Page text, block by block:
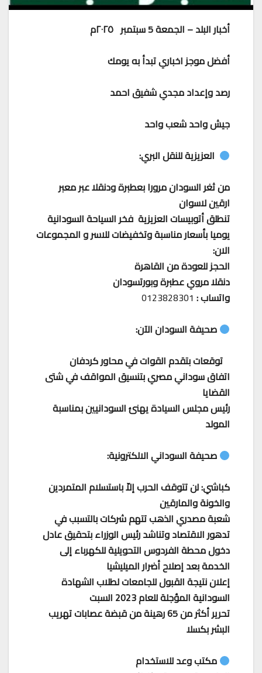
أخبار البلد – الجمعة 5 سبتمبر ٢٠٢٥م
أفضل موجز اخباري تبدأ به يومك
رصد وإعداد مجدي شفيق احمد
جيش واحد شعب واحد
العزيزية للنقل البري:
من ثغر السودان مرورا بعطبرة ودنقلا عبر معبر
ارقين لاسوان
تنطلق أتوبيسات العزيزية فخر السياحة السودانية
يوميا بأسعار مناسبة وتخفيضات للاسر و المجموعات
الان:
الحجز للعودة من القاهرة
دنقلا مروي عطبرة وبورتسودان
واتساب : 0123828301
صحيفة السودان الآن:
توقعات بتقدم القوات في محاور كردفان
اتفاق سوداني مصري بتنسيق المواقف في شتى
القضايا
رئيس مجلس السيادة يهنئ السودانيين بمناسبة
المولد
صحيفة السوداني الالكترونية:
كباشي: لن تتوقف الحرب إلاّ باستسلام المتمردين
والخونة والمارقين
شعبة مصدري الذهب تتهم شركات بالتسبب في
تدهور الاقتصاد وتناشد رئيس الوزراء بتحقيق عادل
دخول محطة الفردوس التحويلية للكهرباء إلى
الخدمة بعد إصلاح أضرار الميليشيا
إعلان نتيجة القبول للجامعات لطلاب الشهادة
السودانية المؤجلة للعام 2023 السبت
تحرير أكثر من 65 رهينة من قبضة عصابات تهريب
البشر بكسلا
مكتب وعد للاستخدام